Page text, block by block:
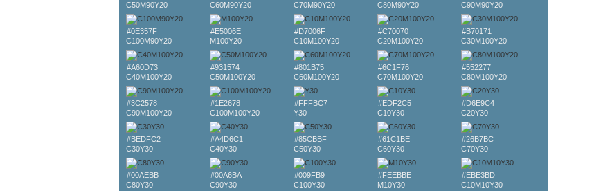
C50M90Y20
C60M90Y20
C70M90Y20
C80M90Y20
C90M90Y20
#0E357F
C100M90Y20
#E5006E
M100Y20
#D7006F
C10M100Y20
#C70070
C20M100Y20
#B70171
C30M100Y20
#A60D73
C40M100Y20
#931574
C50M100Y20
#801B75
C60M100Y20
#6C1F76
C70M100Y20
#552277
C80M100Y20
#3C2578
C90M100Y20
#1E2678
C100M100Y20
#FFFBC7
Y30
#EDF2C5
C10Y30
#D6E9C4
C20Y30
#BEDFC2
C30Y30
#A4D6C1
C40Y30
#85CBBF
C50Y30
#61C1BE
C60Y30
#26B7BC
C70Y30
#00AEBB
C80Y30
#00A6BA
C90Y30
#009FB9
C100Y30
#FEEBBE
M10Y30
#EBE3BD
C10M10Y30